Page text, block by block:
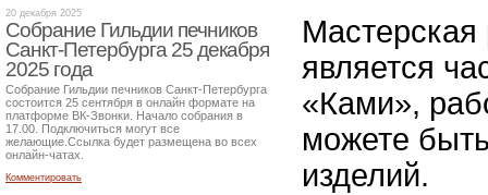
Мастерская
является
«Ками»,
можете
изделий.
20 декабря 2025
Собрание Гильдии печников
Санкт-Петербурга 25 декабря
2025 года
Собрание Гильдии печников Санкт-Петербурга
состоится 25 сентября в онлайн формате на
платформе ВК-Звонки. Начало собрания в
17.00. Подключиться могут все
желающие.Ссылка будет размещена во всех
онлайн-чатах.
Комментировать